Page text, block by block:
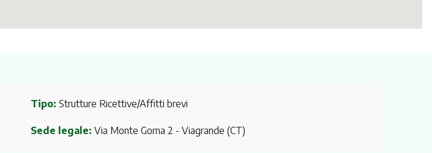
Tipo: Strutture Ricettive/Affitti brevi
Sede legale: Via Monte Gorna 2 - Viagrande (CT)